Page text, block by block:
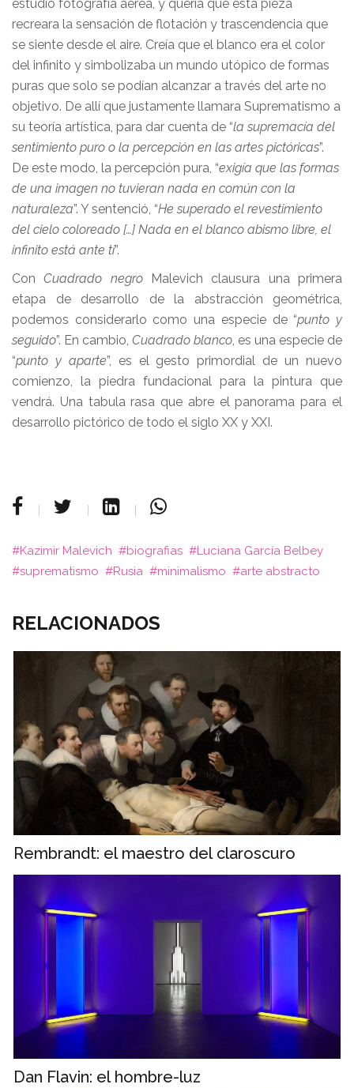
estudió fotografía aérea, y quería que esta pieza
recreara la sensación de flotación y trascendencia que
se siente desde el aire. Creía que el blanco era el color
del infinito y simbolizaba un mundo utópico de formas
puras que solo se podían alcanzar a través del arte no
objetivo. De allí que justamente llamara Suprematismo a
su teoría artística, para dar cuenta de “la supremacía del
sentimiento puro o la percepción en las artes pictóricas”.
De este modo, la percepción pura, “exigía que las formas
de una imagen no tuvieran nada en común con la
naturaleza”. Y sentenció, “He superado el revestimiento
del cielo coloreado […] Nada en el blanco abismo libre, el
infinito está ante ti”.
ConCuadrado negroMalevich clausura una primera
etapa de desarrollo de la abstracción geométrica,
podemos considerarlo como una especie de “punto y
seguido”. En cambio, Cuadrado blanco, es una especie de
“punto y aparte”, es el gesto primordial de un nuevo
comienzo, la piedra fundacional para la pintura que
vendrá. Una tabula rasa que abre el panorama para el
desarrollo pictórico de todo el siglo XX y XXI.
Kazimir Malevich biografias
Luciana García Belbey
suprematismo
Rusia minimalismo arte abstracto
RELACIONADOS
Rembrandt: el maestro del claroscuro
Dan Flavin: el hombre-luz